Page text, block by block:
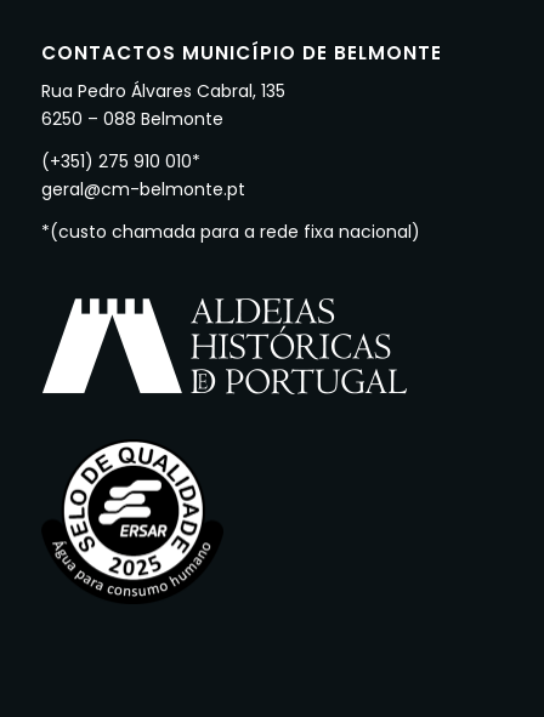
CONTACTOS MUNICÍPIO DE BELMONTE
Rua Pedro Álvares Cabral, 135
6250 – 088 Belmonte
(+351) 275 910 010*
geral@cm-belmonte.pt
*(custo chamada para a rede fixa nacional)